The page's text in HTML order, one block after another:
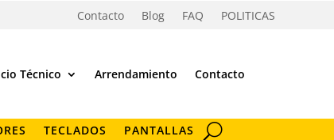
Contacto Blog FAQ POLITICAS
Técnico Arrendamiento Contacto
TECLADOS PANTALLAS